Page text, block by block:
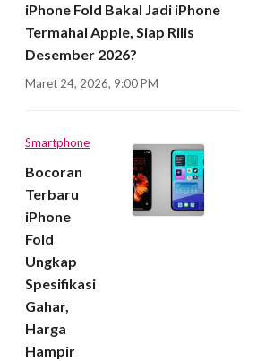
iPhone Fold Bakal Jadi iPhone
Termahal Apple, Siap Rilis
Desember 2026?
Maret 24, 2026, 9:00 PM
Smartphone
Bocoran
Terbaru
iPhone
Fold
Ungkap
Spesifikasi
Gahar,
Harga
Hampir